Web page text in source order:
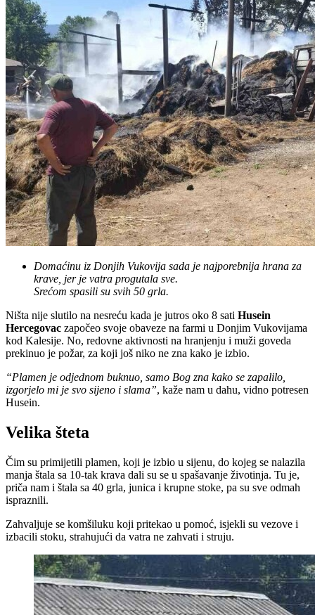
Domaćinu iz Donjih Vukovija sada je najporebnija hrana za
krave, jer je vatra progutala sve.
Srećom spasili su svih 50 grla.
Ništa nije slutilo na nesreću kada je jutros oko 8 sati Husein
Hercegovac započeo svoje obaveze na farmi u Donjim Vukovijama
kod Kalesije. No, redovne aktivnosti na hranjenju i muži goveda
prekinuo je požar, za koji još niko ne zna kako je izbio.
“Plamen je odjednom buknuo, samo Bog zna kako se zapalilo,
izgorjelo mi je svo sijeno i slama”, kaže nam u dahu, vidno potresen
Husein.
Velika šteta
Čim su primijetili plamen, koji je izbio u sijenu, do kojeg se nalazila
manja štala sa 10-tak krava dali su se u spašavanje životinja. Tu je,
priča nam i štala sa 40 grla, junica i krupne stoke, pa su sve odmah
ispraznili.
Zahvaljuje se komšiluku koji pritekao u pomoć, isjekli su vezove i
izbacili stoku, strahujući da vatra ne zahvati i struju.